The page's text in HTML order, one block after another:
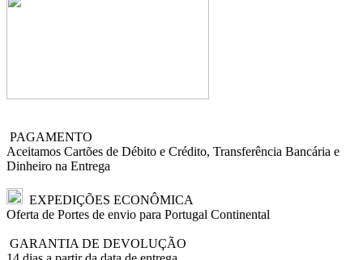
PAGAMENTO
Aceitamos Cartões de Débito e Crédito, Transferência Bancária e
Dinheiro na Entrega
EXPEDIÇÕES ECONÔMICA
Oferta de Portes de envio para Portugal Continental
GARANTIA DE DEVOLUÇÃO